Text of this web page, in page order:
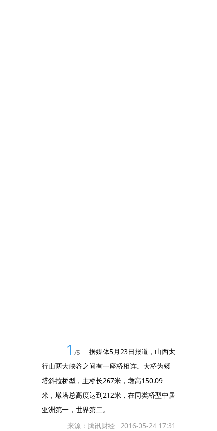
1 /5
据媒体5月23日报道，山西太
行山两大峡谷之间有一座桥相连。大桥为矮
塔斜拉桥型，主桥长267米，墩高150.09
米，墩塔总高度达到212米，在同类桥型中居
亚洲第一，世界第二。
来源：腾讯财经 2016-05-24 17:31